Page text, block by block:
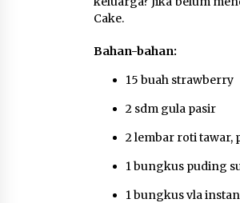
Praktis
8
Cake.
Bahan-bahan:
15 buah strawberry
2 sdm gula pasir
2 lembar roti tawar,
1 bungkus puding
1 bungkus vla instan